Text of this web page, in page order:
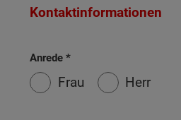
Kontaktinformationen
Anrede
Frau Herr